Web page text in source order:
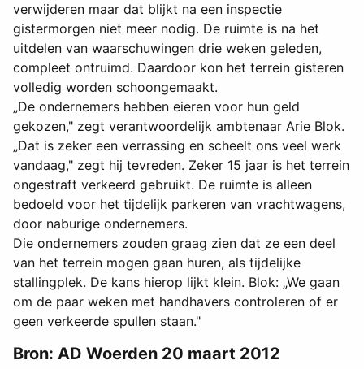
verwijderen maar dat blijkt na een inspectie
gistermorgen niet meer nodig. De ruimte is na het
uitdelen van waarschuwingen drie weken geleden,
compleet ontruimd. Daardoor kon het terrein gisteren
volledig worden schoongemaakt.
„De ondernemers hebben eieren voor hun geld
gekozen," zegt verantwoordelijk ambtenaar Arie Blok.
„Dat is zeker een verrassing en scheelt ons veel werk
vandaag," zegt hij tevreden. Zeker 15 jaar is het terrein
ongestraft verkeerd gebruikt. De ruimte is alleen
bedoeld voor het tijdelijk parkeren van vrachtwagens,
door naburige ondernemers.
Die ondernemers zouden graag zien dat ze een deel
van het terrein mogen gaan huren, als tijdelijke
stallingplek. De kans hierop lijkt klein. Blok: „We gaan
om de paar weken met handhavers controleren of er
geen verkeerde spullen staan."
Bron: AD Woerden 20 maart 2012